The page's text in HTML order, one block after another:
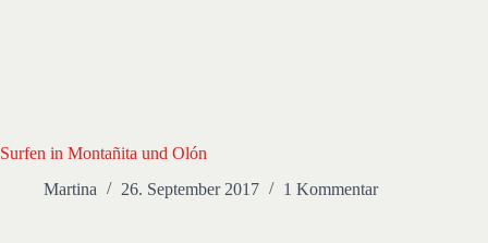
Surfen in Montañita und Olón
Martina
26. September 2017 1 Kommentar